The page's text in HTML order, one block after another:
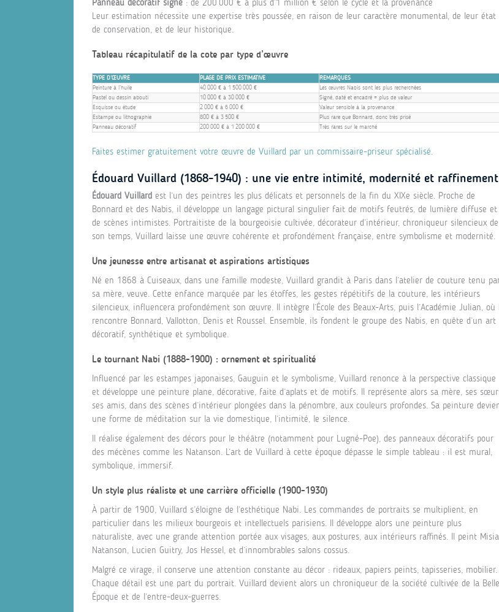
Panneau décoratif signé : de 200 000 € à plus d’1 million € selon le cycle et la provenance
Leur estimation nécessite une expertise très poussée, en raison de leur caractère monumental, de leur état
de conservation, et de leur historique.
Tableau récapitulatif de la cote par type d’œuvre
TYPE D’ŒUVRE PLAGE DE PRIX ESTIMATIVE
REMARQUES
Peinture à l’huile
40 000 € à 1 500 000 €
Les œuvres Nabis sont les plus recherchées
Pastel ou dessin abouti
10 000 € à 30 000 €
Signé, daté et encadré = plus de valeur
Esquisse ou étude
2 000 € à 6 000 €
Valeur sensible à la provenance
Estampe ou lithographie
800 € à 3 500 €
Plus rare que Bonnard, donc très prisé
Panneau décoratif
200 000 € à 1 200 000 € Très rares sur le marché
Faites estimer gratuitement votre œuvre de Vuillard par un commissaire-priseur spécialisé.
Édouard Vuillard (1868-1940) : une vie entre intimité, modernité et raffinement
Édouard Vuillard est l’un des peintres les plus délicats et personnels de la fin du XIXe siècle. Proche de
Bonnard et des Nabis, il développe un langage pictural singulier fait de motifs feutrés, de lumière diffuse et
de scènes intimistes. Portraitiste de la bourgeoisie cultivée, décorateur d’intérieur, chroniqueur silencieux de
son temps, Vuillard laisse une œuvre cohérente et profondément française, entre symbolisme et modernité.
Une jeunesse entre artisanat et aspirations artistiques
Né en 1868 à Cuiseaux, dans une famille modeste, Vuillard grandit à Paris dans l’atelier de couture tenu
sa mère, veuve. Cette enfance marquée par les étoffes, les gestes répétitifs de la couture, les intérieurs
silencieux, influencera profondément son œuvre. Il intègre l’École des Beaux-Arts, puis l’Académie Julian, où
rencontre Bonnard, Vallotton, Denis et Roussel. Ensemble, ils fondent le groupe des Nabis, en quête d’un art
décoratif, synthétique et symbolique.
Le tournant Nabi (1888-1900) : ornement et spiritualité
Influencé par les estampes japonaises, Gauguin et le symbolisme, Vuillard renonce à la perspective classique
et développe une peinture plane, décorative, faite d’aplats et de motifs. Il représente alors sa mère, ses
ses amis, dans des scènes d’intérieur plongées dans la pénombre, aux couleurs profondes. Sa peinture
une forme de méditation sur la vie domestique, l’intimité, le silence.
Il réalise également des décors pour le théâtre (notamment pour Lugné-Poe), des panneaux décoratifs pour
des mécènes comme les Natanson. L’art de Vuillard à cette époque dépasse le simple tableau : il est mural,
symbolique, immersif.
Un style plus réaliste et une carrière officielle (1900-1930)
À partir de 1900, Vuillard s’éloigne de l’esthétique Nabi. Les commandes de portraits se multiplient, en
particulier dans les milieux bourgeois et intellectuels parisiens. Il développe alors une peinture plus
naturaliste, avec une grande attention portée aux visages, aux postures, aux intérieurs raffinés. Il peint Misia
Natanson, Lucien Guitry, Jos Hessel, et d’innombrables salons cossus.
Malgré ce virage, il conserve une attention constante au décor : rideaux, papiers peints, tapisseries, mobilier.
Chaque détail est une part du portrait. Vuillard devient alors un chroniqueur de la société cultivée de la Belle
Époque et de l’entre-deux-guerres.